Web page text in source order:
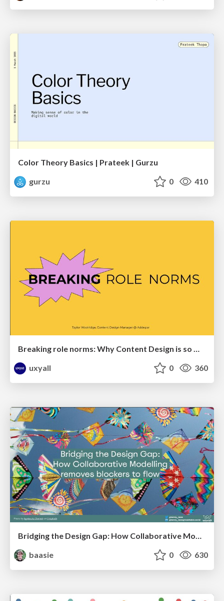
Color Theory Basics | Prateek | Gurzu
gurzu
0 410
Breaking role norms: Why Content Design is so much more than writing copy - Taylor Woolridge
uxyall
0 360
baasie
0 630